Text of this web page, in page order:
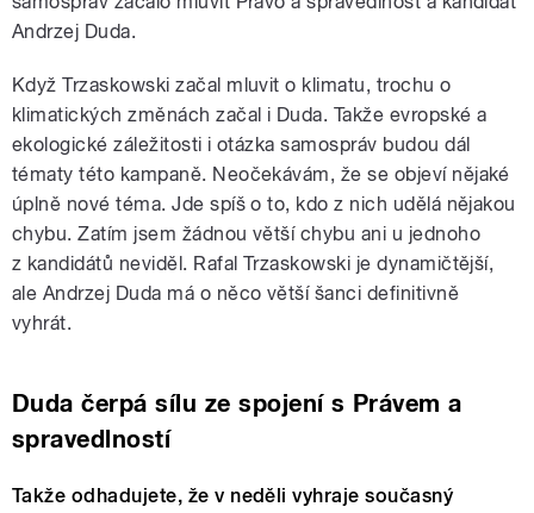
Andrzej Duda.
Když Trzaskowski začal mluvit o klimatu, trochu o
klimatických změnách začal i Duda. Takže evropské a
ekologické záležitosti i otázka samospráv budou dál
tématy této kampaně. Neočekávám, že se objeví nějaké
úplně nové téma. Jde spíš o to, kdo z nich udělá nějakou
chybu. Zatím jsem žádnou větší chybu ani u jednoho
z kandidátů neviděl. Rafal Trzaskowski je dynamičtější,
ale Andrzej Duda má o něco větší šanci definitivně
vyhrát.
Duda čerpá sílu ze spojení s Právem a
spravedlností
Takže odhadujete, že v neděli vyhraje současný